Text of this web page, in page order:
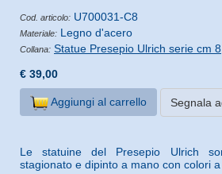
Cod. articolo: U700031-C8
Materiale: Legno d'acero
Collana: Statue Presepio Ulrich serie cm 8
€ 39,00
Aggiungi al carrello Segnala
Le statuine del Presepio Ulrich
stagionato e dipinto a mano con colori a